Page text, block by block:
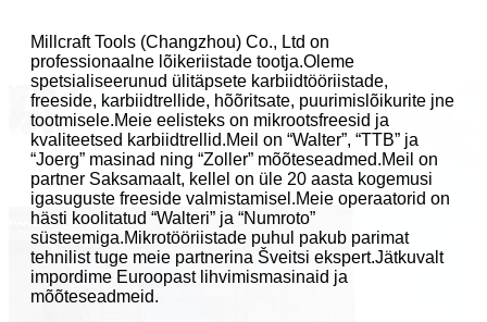
Millcraft Tools (Changzhou) Co., Ltd on
professionaalne lõikeriistade tootja.Oleme
spetsialiseerunud ülitäpsete karbiidtööriistade,
freeside, karbiidtrellide, hõõritsate, puurimislõikurite jne
tootmisele.Meie eelisteks on mikrootsfreesid ja
kvaliteetsed karbiidtrellid.Meil on “Walter”, “TTB” ja
“Joerg” masinad ning “Zoller” mõõteseadmed.Meil on
partner Saksamaalt, kellel on üle 20 aasta kogemusi
igasuguste freeside valmistamisel.Meie operaatorid on
hästi koolitatud “Walteri” ja “Numroto”
süsteemiga.Mikrotööriistade puhul pakub parimat
tehnilist tuge meie partnerina Šveitsi ekspert.Jätkuvalt
impordime Euroopast lihvimismasinaid ja
mõõteseadmeid.